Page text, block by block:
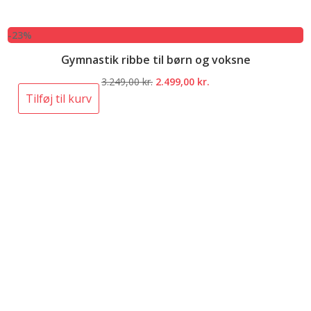
-23%
Gymnastik ribbe til børn og voksne
3.249,00kr. Den
2.499,00 kr.
Tilføj til kurv